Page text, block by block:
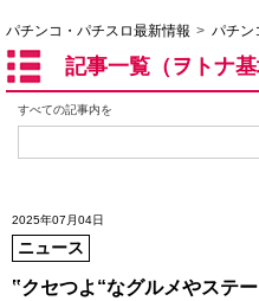
パチンコ・パチスロ最新情報 パチン
記事一覧（ヲトナ基
すべての記事内を
2025年07月04日
ニュース
‟クセつよ“なグルメやステ